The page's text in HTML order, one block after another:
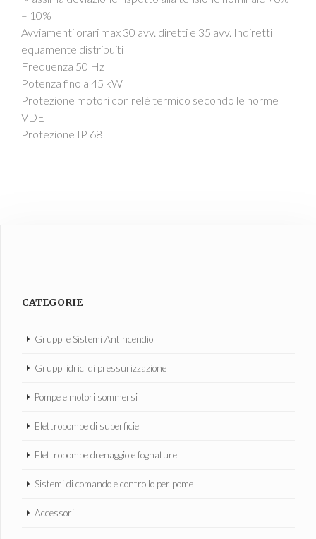
– 10%
Avviamenti orari max 30 avv. diretti e 35 avv. Indiretti
equamente distribuiti
Frequenza 50 Hz
Potenza fino a 45 kW
Protezione motori con relè termico secondo le norme
VDE
Protezione IP 68
CATEGORIE
Gruppi e Sistemi Antincendio
Gruppi idrici di pressurizzazione
Pompe e motori sommersi
Elettropompe di superficie
Elettropompe drenaggio e fognature
Sistemi di comando e controllo per pome
Accessori